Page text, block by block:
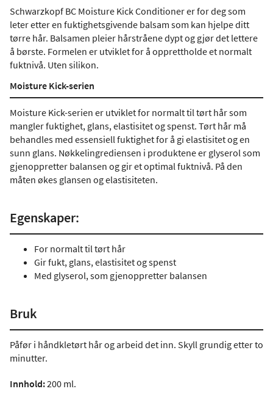
Schwarzkopf BC Moisture Kick Conditioner er for deg som
leter etter en fuktighetsgivende balsam som kan hjelpe ditt
tørre hår. Balsamen pleier hårstråene dypt og gjør det lettere
å børste. Formelen er utviklet for å opprettholde et normalt
fuktnivå. Uten silikon.
Moisture Kick-serien
Moisture Kick-serien er utviklet for normalt til tørt hår som
mangler fuktighet, glans, elastisitet og spenst. Tørt hår må
behandles med essensiell fuktighet for å gi elastisitet og en
sunn glans. Nøkkelingrediensen i produktene er glyserol som
gjenoppretter balansen og gir et optimal fuktnivå. På den
måten økes glansen og elastisiteten.
Egenskaper:
For normalt til tørt hår
Gir fukt, glans, elastisitet og spenst
Med glyserol, som gjenoppretter balansen
Bruk
Påfør i håndkletørt hår og arbeid det inn. Skyll grundig etter to
minutter.
Innhold:200 ml.